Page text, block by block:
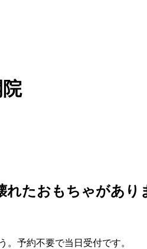
たおもちゃがあ
予約不要で当日受付です。